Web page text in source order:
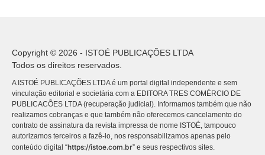
Copyright © 2026 - ISTOÉ PUBLICAÇÕES LTDA
Todos os direitos reservados.
A ISTOÉ PUBLICAÇÕES LTDA é um portal digital independente e sem
vinculação editorial e societária com a EDITORA TRES COMÉRCIO DE
PUBLICACÕES LTDA (recuperação judicial). Informamos também que não
realizamos cobranças e que também não oferecemos cancelamento do
contrato de assinatura da revista impressa de nome ISTOÉ, tampouco
autorizamos terceiros a fazê-lo, nos responsabilizamos apenas pelo
conteúdo digital “https://istoe.com.br” e seus respectivos sites.